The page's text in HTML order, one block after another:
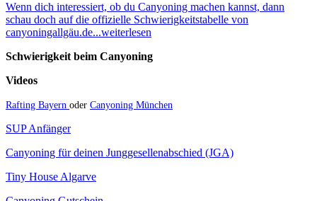
Wenn dich interessiert, ob du Canyoning machen kannst, dann
schau doch auf die offizielle Schwierigkeitstabelle von
canyoningallgäu.de...weiterlesen
Schwierigkeit beim Canyoning
Videos
Rafting Bayern oder Canyoning München
SUP Anfänger
Canyoning für deinen Junggesellenabschied (JGA)
Tiny House Algarve